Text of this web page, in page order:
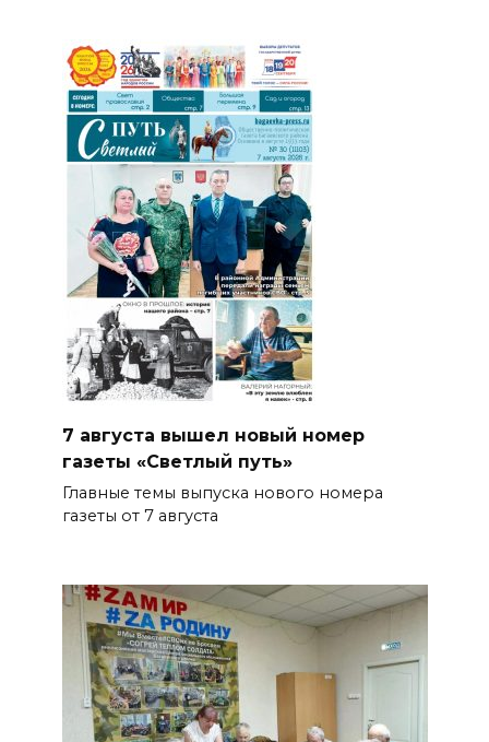
7 августа вышел новый номер
газеты «Светлый путь»
Главные темы выпуска нового номера
газеты от 7 августа